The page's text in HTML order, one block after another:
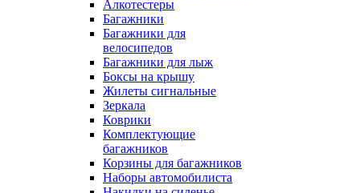
Алкотестеры
Багажники
Багажники для
велосипедов
Багажники для лыж
Боксы на крышу
Жилеты сигнальные
Зеркала
Коврики
Комплектующие
багажников
Корзины для багажников
Наборы автомобилиста